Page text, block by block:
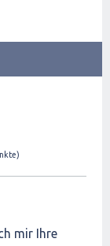
mir Ihre